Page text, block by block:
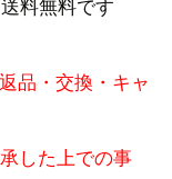
料無料です
品・交換・キャ
した上での事